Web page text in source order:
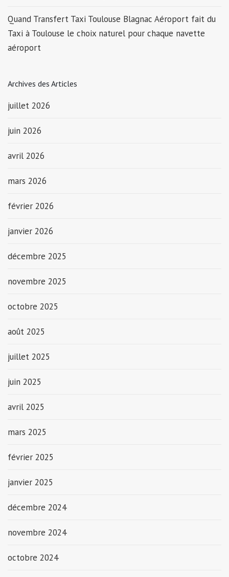
Quand Transfert Taxi Toulouse Blagnac Aéroport fait du
Taxi à Toulouse le choix naturel pour chaque navette
aéroport
Archives des Articles
juillet 2026
juin 2026
avril 2026
mars 2026
février 2026
janvier 2026
décembre 2025
novembre 2025
octobre 2025
août 2025
juillet 2025
juin 2025
avril 2025
mars 2025
février 2025
janvier 2025
décembre 2024
novembre 2024
octobre 2024